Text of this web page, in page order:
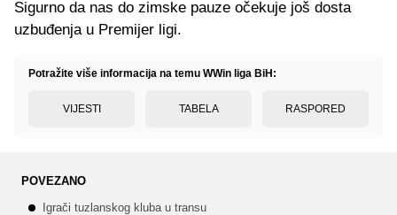
Sigurno da nas do zimske pauze očekuje još dosta
uzbuđenja u Premijer ligi.
Potražite više informacija na temu WWin liga BiH:
VIJESTI TABELA RASPORED
POVEZANO
Igrači tuzlanskog kluba u transu